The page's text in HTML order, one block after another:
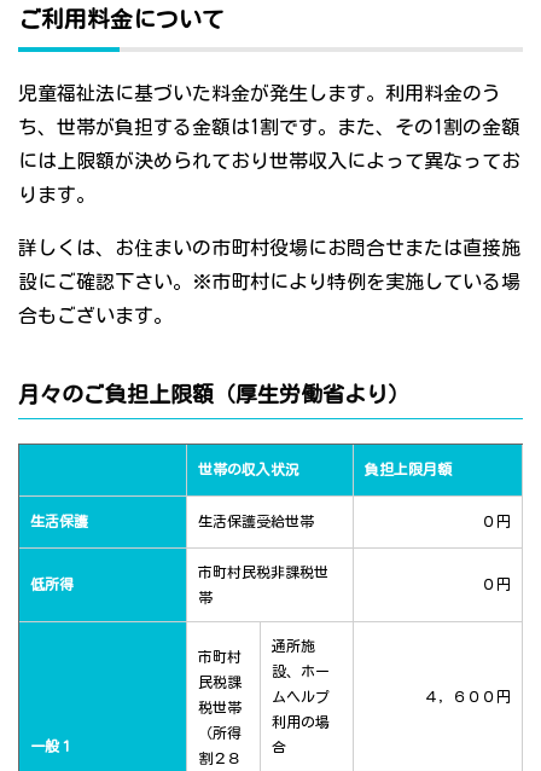
ご利用料金について
児童福祉法に基づいた料金が発生します。利用料金のう
ち、世帯が負担する金額は1割です。また、その1割の金額
には上限額が決められており世帯収入によって異なってお
ります。
詳しくは、お住まいの市町村役場にお問合せまたは直接施
設にご確認下さい。※市町村により特例を実施している場
合もございます。
月々のご負担上限額（厚生労働省より）
世帯の収入状況 負担上限月額
生活保護 生活保護受給世帯 ０円
低所得
市町村民税非課税世
帯
０円
一般１
市町村
民税課
税世帯
（所得
割２８
通所施
設、ホー
ムヘルプ
利用の場
合
４，６００円